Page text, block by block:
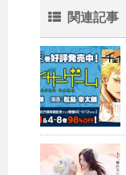
関連記事